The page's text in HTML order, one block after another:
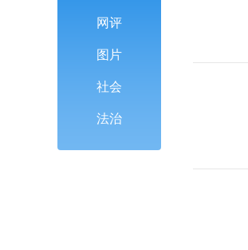
网评
图片
社会
法治